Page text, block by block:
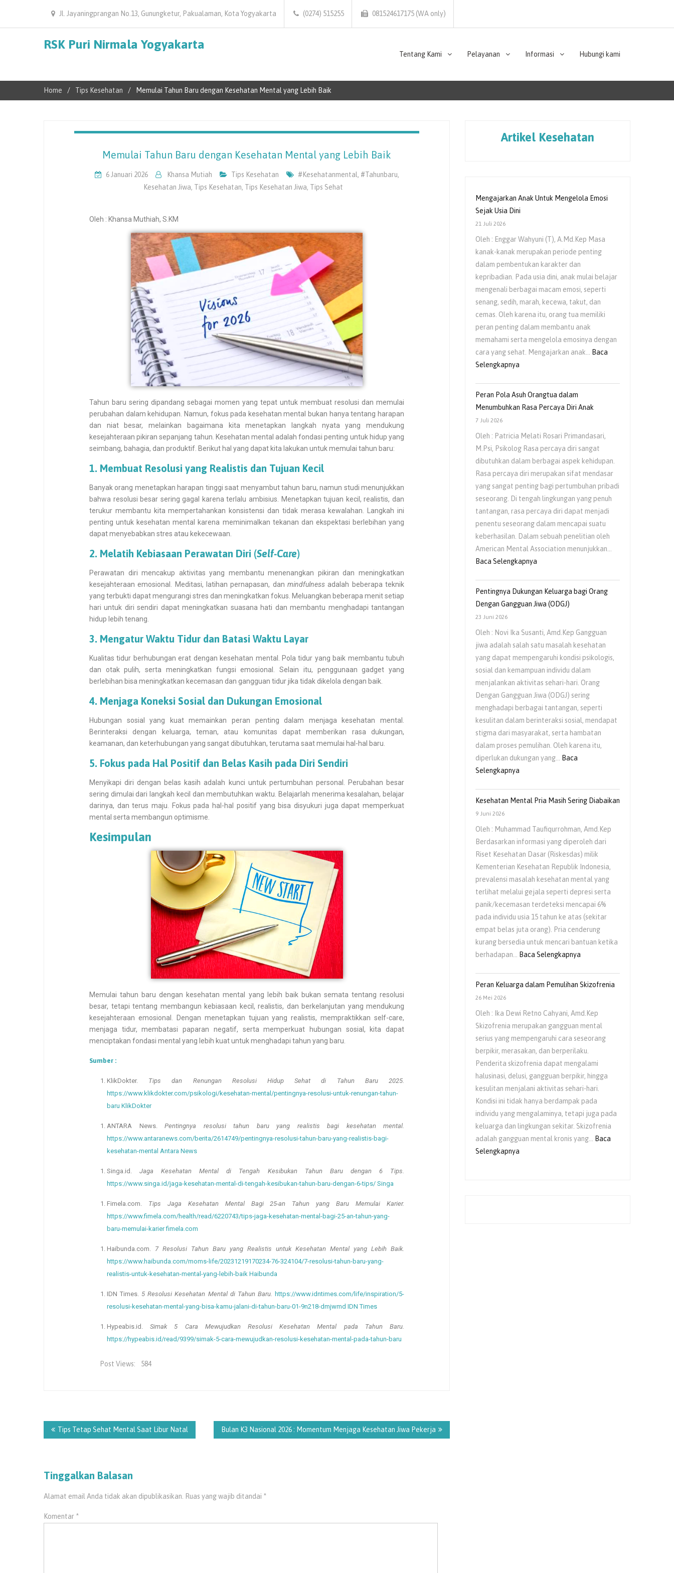
Jl. Jayaningprangan No.13, Gunungketur, Pakualaman, Kota Yogyakarta (0274) 515255 081524617175 (WA only)
RSK Puri Nirmala Yogyakarta
Tentang Kami Pelayanan Informasi Hubungi kami
Home Tips Kesehatan Memulai Tahun Baru dengan Kesehatan Mental yang Lebih Baik
Memulai Tahun Baru dengan Kesehatan Mental yang Lebih Baik
6 Januari 2026 Khansa Mutiah Tips Kesehatan #kesehatanmental , #tahunbaru,
Kesehatan Jiwa, Tips Kesehatan, Tips Kesehatan Jiwa, Tips Sehat
Oleh : Khansa Muthiah, S.KM
Tahun baru sering dipandang sebagai momen yang tepat untuk membuat resolusi dan memulai
perubahan dalam kehidupan. Namun, fokus pada kesehatan mental bukan hanya tentang harapan
dan niat besar, melainkan bagaimana kita menetapkan langkah nyata yang mendukung
kesejahteraan pikiran sepanjang tahun. Kesehatan mental adalah fondasi penting untuk hidup yang
seimbang, bahagia, dan produktif. Berikut hal yang dapat kita lakukan untuk memulai tahun baru:
1. Membuat Resolusi yang Realistis dan Tujuan Kecil
Banyak orang menetapkan harapan tinggi saat menyambut tahun baru, namun studi menunjukkan
bahwa resolusi besar sering gagal karena terlalu ambisius. Menetapkan tujuan kecil, realistis, dan
terukur membantu kita mempertahankan konsistensi dan tidak merasa kewalahan. Langkah ini
penting untuk kesehatan mental karena meminimalkan tekanan dan ekspektasi berlebihan yang
dapat menyebabkan stres atau kekecewaan.
2. Melatih Kebiasaan Perawatan Diri (Self-Care)
Perawatan diri mencakup aktivitas yang membantu menenangkan pikiran dan meningkatkan
kesejahteraan emosional. Meditasi, latihan pernapasan, dan mindfulness adalah beberapa teknik
yang terbukti dapat mengurangi stres dan meningkatkan fokus. Meluangkan beberapa menit setiap
hari untuk diri sendiri dapat meningkatkan suasana hati dan membantu menghadapi tantangan
hidup lebih tenang.
3. Mengatur Waktu Tidur dan Batasi Waktu Layar
Kualitas tidur berhubungan erat dengan kesehatan mental. Pola tidur yang baik membantu tubuh
dan otak pulih, serta meningkatkan fungsi emosional. Selain itu, penggunaan gadget yang
berlebihan bisa meningkatkan kecemasan dan gangguan tidur jika tidak dikelola dengan baik.
4. Menjaga Koneksi Sosial dan Dukungan Emosional
Hubungan sosial yang kuat memainkan peran penting dalam menjaga kesehatan mental.
Berinteraksi dengan keluarga, teman, atau komunitas dapat memberikan rasa dukungan,
keamanan, dan keterhubungan yang sangat dibutuhkan, terutama saat memulai hal-hal baru.
5. Fokus pada Hal Positif dan Belas Kasih pada Diri Sendiri
Menyikapi diri dengan belas kasih adalah kunci untuk pertumbuhan personal. Perubahan besar
sering dimulai dari langkah kecil dan membutuhkan waktu. Belajarlah menerima kesalahan, belajar
darinya, dan terus maju. Fokus pada hal-hal positif yang bisa disyukuri juga dapat memperkuat
mental serta membangun optimisme.
Kesimpulan
Memulai tahun baru dengan kesehatan mental yang lebih baik bukan semata tentang resolusi
besar, tetapi tentang membangun kebiasaan kecil, realistis, dan berkelanjutan yang mendukung
kesejahteraan emosional. Dengan menetapkan tujuan yang realistis, mempraktikkan self-care,
menjaga tidur, membatasi paparan negatif, serta memperkuat hubungan sosial, kita dapat
menciptakan fondasi mental yang lebih kuat untuk menghadapi tahun yang baru.
Sumber :
KlikDokter. Tips dan Renungan Resolusi Hidup Sehat di Tahun Baru 2025.
https://www.klikdokter.com/psikologi/kesehatan-mental/pentingnya-resolusi-untuk-renungan-tahun-
baru KlikDokter
ANTARA News. Pentingnya resolusi tahun baru yang realistis bagi kesehatan mental.
https://www.antaranews.com/berita/2614749/pentingnya-resolusi-tahun-baru-yang-realistis-bagi-
kesehatan-mental Antara News
Singa.id.Jaga Kesehatan Mental di Tengah Kesibukan Tahun Baru dengan 6 Tips.
https://www.singa.id/jaga-kesehatan-mental-di-tengah-kesibukan-tahun-baru-dengan-6-tips/ Singa
Fimela.com. Tips Jaga Kesehatan Mental Bagi 25-an Tahun yang Baru Memulai Karier.
https://www.fimela.com/health/read/6220743/tips-jaga-kesehatan-mental-bagi-25-an-tahun-yang-
baru-memulai-karier fimela.com
Haibunda.com. 7 Resolusi Tahun Baru yang Realistis untuk Kesehatan Mental yang Lebih Baik.
https://www.haibunda.com/moms-life/20231219170234-76-324104/7-resolusi-tahun-baru-yang-
realistis-untuk-kesehatan-mental-yang-lebih-baik Haibunda
IDN Times. 5 Resolusi Kesehatan Mental di Tahun Baru. https://www.idntimes.com/life/inspiration/5-
resolusi-kesehatan-mental-yang-bisa-kamu-jalani-di-tahun-baru-01-9n218-dmjwmd IDN Times
Hypeabis.id.Simak 5 Cara Mewujudkan Resolusi Kesehatan Mental pada Tahun Baru.
https://hypeabis.id/read/9399/simak-5-cara-mewujudkan-resolusi-kesehatan-mental-pada-tahun-baru
Post Views: 584
Tips Tetap Sehat Mental Saat Libur Natal Bulan K3 Nasional 2026 : Momentum Menjaga Kesehatan Jiwa Pekerja
Tinggalkan Balasan
Alamat email Anda tidak akan dipublikasikan. Ruas yang wajib ditandai *
Komentar *
Artikel Kesehatan
Mengajarkan Anak Untuk Mengelola Emosi
Sejak Usia Dini
21 Juli 2026
Oleh : Enggar Wahyuni (T), A.Md.Kep Masa
kanak-kanak merupakan periode penting
dalam pembentukan karakter dan
kepribadian. Pada usia dini, anak mulai belajar
mengenali berbagai macam emosi, seperti
senang, sedih, marah, kecewa, takut, dan
cemas. Oleh karena itu, orang tua memiliki
peran penting dalam membantu anak
memahami serta mengelola emosinya dengan
cara yang sehat. Mengajarkan anak…
Baca
Selengkapnya
Peran Pola Asuh Orangtua dalam
Menumbuhkan Rasa Percaya Diri Anak
7 Juli 2026
Oleh : Patricia Melati Rosari Primandasari,
M.Psi, Psikolog Rasa percaya diri sangat
dibutuhkan dalam berbagai aspek kehidupan.
Rasa percaya diri merupakan sifat mendasar
yang sangat penting bagi pertumbuhan pribadi
seseorang. Di tengah lingkungan yang penuh
tantangan, rasa percaya diri dapat menjadi
penentu seseorang dalam mencapai suatu
keberhasilan. Dalam sebuah penelitian oleh
American Mental Association menunjukkan…
Baca Selengkapnya
Pentingnya Dukungan Keluarga bagi Orang
Dengan Gangguan Jiwa (ODGJ)
23 Juni 2026
Oleh : Novi Ika Susanti, Amd.Kep Gangguan
jiwa adalah salah satu masalah kesehatan
yang dapat mempengaruhi kondisi psikologis,
sosial dan kemampuan individu dalam
menjalankan aktivitas sehari-hari. Orang
Dengan Gangguan Jiwa (ODGJ) sering
menghadapi berbagai tantangan, seperti
kesulitan dalam berinteraksi sosial, mendapat
stigma dari masyarakat, serta hambatan
dalam proses pemulihan. Oleh karena itu,
diperlukan dukungan yang…
Baca
Selengkapnya
Kesehatan Mental Pria Masih Sering Diabaikan
9 Juni 2026
Oleh : Muhammad Taufiqurrohman, Amd.Kep
Berdasarkan informasi yang diperoleh dari
Riset Kesehatan Dasar (Riskesdas) milik
Kementerian Kesehatan Republik Indonesia,
prevalensi masalah kesehatan mental yang
terlihat melalui gejala seperti depresi serta
panik/kecemasan terdeteksi mencapai 6%
pada individu usia 15 tahun ke atas (sekitar
empat belas juta orang). Pria cenderung
kurang bersedia untuk mencari bantuan ketika
berhadapan…
Baca Selengkapnya
Peran Keluarga dalam Pemulihan Skizofrenia
26 Mei 2026
Oleh : Ika Dewi Retno Cahyani, Amd.Kep
Skizofrenia merupakan gangguan mental
serius yang mempengaruhi cara seseorang
berpikir, merasakan, dan berperilaku.
Penderita skizofrenia dapat mengalami
halusinasi, delusi, gangguan berpikir, hingga
kesulitan menjalani aktivitas sehari-hari.
Kondisi ini tidak hanya berdampak pada
individu yang mengalaminya, tetapi juga pada
keluarga dan lingkungan sekitar. Skizofrenia
adalah gangguan mental kronis yang…
Baca
Selengkapnya